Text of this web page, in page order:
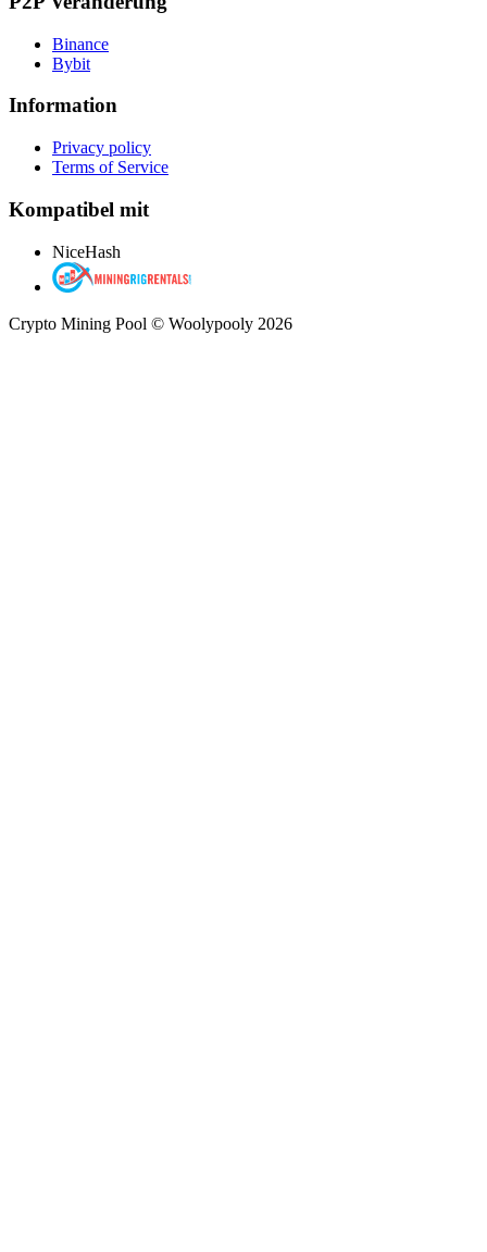
Binance
Bybit
Information
Privacy policy
Terms of Service
Kompatibel mit
NiceHash
Crypto Mining Pool © Woolypooly 2026